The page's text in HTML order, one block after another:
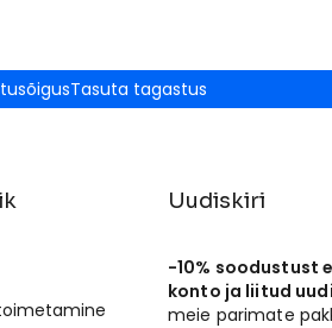
Tasuta tagastus
Uudiskiri
-10% soodustust
konto ja liitud
meie parimate